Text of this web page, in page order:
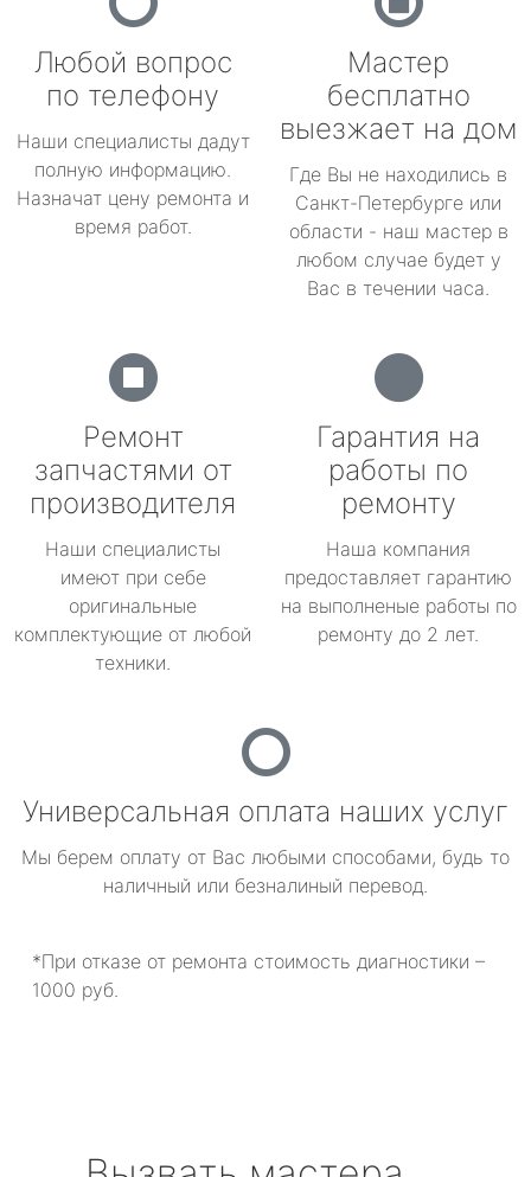
Любой вопрос
по телефону
Наши специалисты дадут
полную информацию.
Назначат цену ремонта и
время работ.
Мастер
бесплатно
выезжает на дом
Где Вы не находились в
Санкт-Петербурге или
области - наш мастер в
любом случае будет у
Вас в течении часа.
Ремонт
запчастями от
производителя
Наши специалисты
имеют при себе
оригинальные
комплектующие от любой
техники.
Гарантия на
работы по
ремонту
Наша компания
предоставляет гарантию
на выполненые работы по
ремонту до 2 лет.
Универсальная оплата наших услуг
Мы берем оплату от Вас любыми способами, будь то
наличный или безналиный перевод.
*При отказе от ремонта стоимость диагностики –
1000 руб.